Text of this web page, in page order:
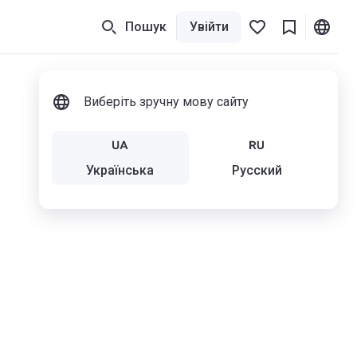
Пошук Увійти
Виберіть зручну мову сайту
Українська Русский